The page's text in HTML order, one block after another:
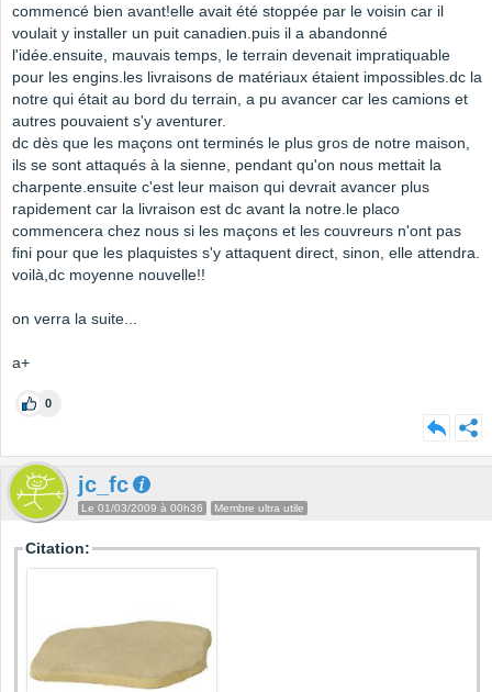
commencé bien avant!elle avait été stoppée par le voisin car il
voulait y installer un puit canadien.puis il a abandonné
l'idée.ensuite, mauvais temps, le terrain devenait impratiquable
pour les engins.les livraisons de matériaux étaient impossibles.dc la
notre qui était au bord du terrain, a pu avancer car les camions et
autres pouvaient s'y aventurer.
dc dès que les maçons ont terminés le plus gros de notre maison,
ils se sont attaqués à la sienne, pendant qu'on nous mettait la
charpente.ensuite c'est leur maison qui devrait avancer plus
rapidement car la livraison est dc avant la notre.le placo
commencera chez nous si les maçons et les couvreurs n'ont pas
fini pour que les plaquistes s'y attaquent direct, sinon, elle attendra.
voilà,dc moyenne nouvelle!!
on verra la suite...
a+
0
jc_fc
Le 01/03/2009 à 00h36 Membre ultra utile
Citation: